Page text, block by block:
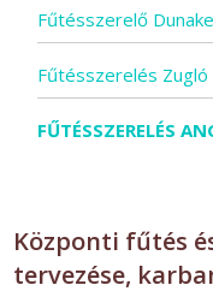
Fűtésszerelő
Fűtésszerelés Zugló
FŰTÉSSZERELÉS
Központi fűtés
tervezése,